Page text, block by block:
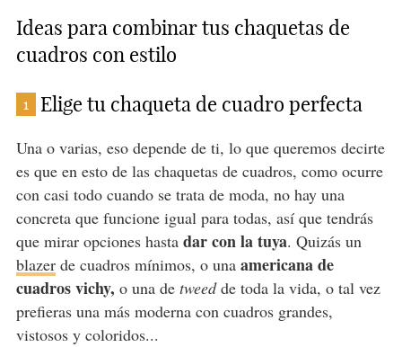
Ideas para combinar tus chaquetas de
cuadros con estilo
1 Elige tu chaqueta de cuadro perfecta
Una o varias, eso depende de ti, lo que queremos decirte
es que en esto de las chaquetas de cuadros, como ocurre
con casi todo cuando se trata de moda, no hay una
concreta que funcione igual para todas, así que tendrás
que mirar opciones hasta dar con la tuya. Quizás un
blazerde cuadros mínimos, o una americana de
cuadros vichy, o una de tweedde toda la vida, o tal vez
prefieras una más moderna con cuadros grandes,
vistosos y coloridos...